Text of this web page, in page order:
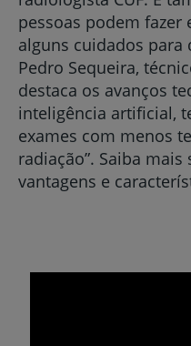
pessoas podem fazer
alguns cuidados
Pedro Sequeira,
destaca os avanços
inteligência artificial,
exames com menos
radiação”. Saiba
vantagens e